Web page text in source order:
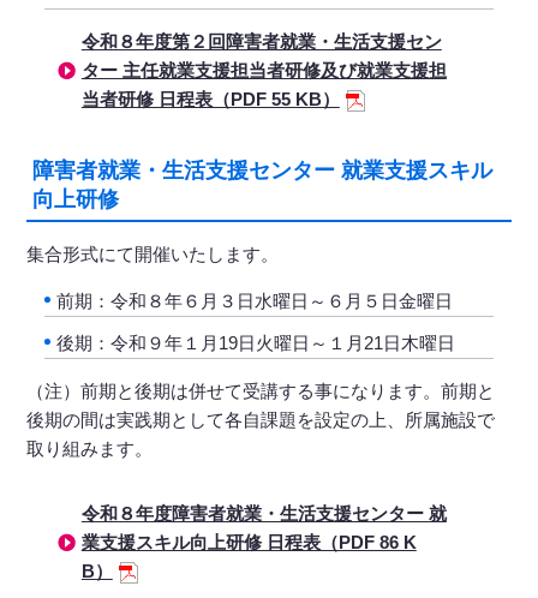
令和８年度第２回障害者就業・生活支援セン
ター 主任就業支援担当者研修及び就業支援担
当者研修 日程表（PDF 55 KB）
障害者就業・生活支援センター 就業支援スキル
向上研修
集合形式にて開催いたします。
前期：令和８年６月３日水曜日～６月５日金曜日
後期：令和９年１月19日火曜日～１月21日木曜日
（注）前期と後期は併せて受講する事になります。前期と
後期の間は実践期として各自課題を設定の上、所属施設で
取り組みます。
令和８年度障害者就業・生活支援センター 就
業支援スキル向上研修 日程表（PDF 86 K
B）